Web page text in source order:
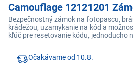
Camouflage 12121201
Bezpečnostný zámok na fotopascu,
krádežou, uzamykanie na kód a
kľúč pre resetovanie kódu, jednoducho
Očakávame od 10.8.